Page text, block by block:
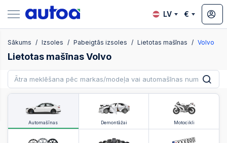
LV €
Sākums Izsoles Pabeigtās izsoles Lietotas mašīnas Volvo
Lietotas mašīnas Volvo
Automašīnas Demontāžai Motocikli